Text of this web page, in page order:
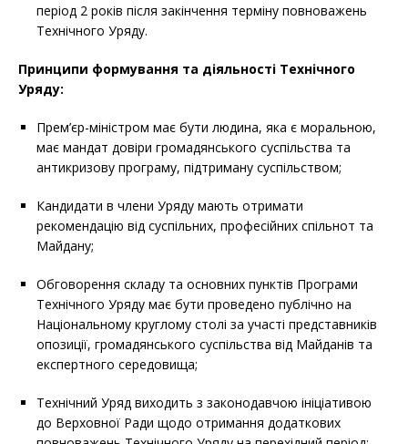
період 2 років після закінчення терміну повноважень
Технічного Уряду.
Принципи формування та діяльності Технічного
Уряду:
Прем’єр-міністром має бути людина, яка є моральною,
має мандат довіри громадянського суспільства та
антикризову програму, підтриману суспільством;
Кандидати в члени Уряду мають отримати
рекомендацію від суспільних, професійних спільнот та
Майдану;
Обговорення складу та основних пунктів Програми
Технічного Уряду має бути проведено публічно на
Національному круглому столі за участі представників
опозиції, громадянського суспільства від Майданів та
експертного середовища;
Технічний Уряд виходить з законодавчою ініціативою
до Верховної Ради щодо отримання додаткових